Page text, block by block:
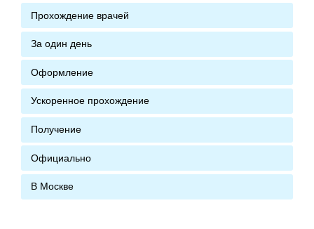
Прохождение врачей
За один день
Оформление
Ускоренное прохождение
Получение
Официально
В Москве